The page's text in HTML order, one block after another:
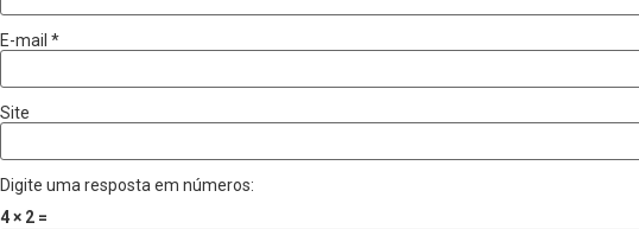
E-mail *
Site
Digite uma resposta em números:
4 × 2 =